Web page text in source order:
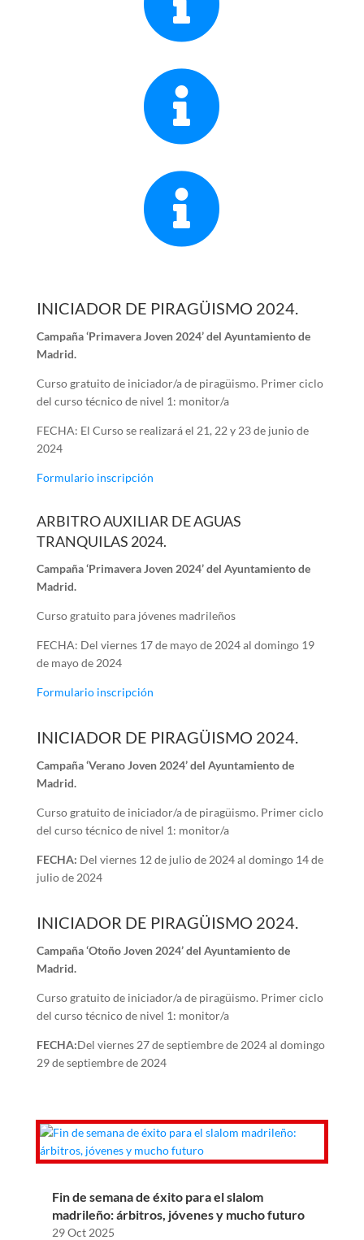


INICIADOR DE PIRAGÜISMO 2024.
Campaña ‘Primavera Joven 2024’ del Ayuntamiento de
Madrid.
Curso gratuito de iniciador/a de piragüismo. Primer ciclo
del curso técnico de nivel 1: monitor/a
FECHA: El Curso se realizará el 21, 22 y 23 de junio de
2024
Formulario inscripción
ARBITRO AUXILIAR DE AGUAS
TRANQUILAS 2024.
Campaña ‘Primavera Joven 2024’ del Ayuntamiento de
Madrid.
Curso gratuito para jóvenes madrileños
FECHA: Del viernes 17 de mayo de 2024 al domingo 19
de mayo de 2024
Formulario inscripción
INICIADOR DE PIRAGÜISMO 2024.
Campaña ‘Verano Joven 2024’ del Ayuntamiento de
Madrid.
Curso gratuito de iniciador/a de piragüismo. Primer ciclo
del curso técnico de nivel 1: monitor/a
FECHA: Del viernes 12 de julio de 2024 al domingo 14 de
julio de 2024
INICIADOR DE PIRAGÜISMO 2024.
Campaña ‘Otoño Joven 2024’ del Ayuntamiento de
Madrid.
Curso gratuito de iniciador/a de piragüismo. Primer ciclo
del curso técnico de nivel 1: monitor/a
FECHA:Del viernes 27 de septiembre de 2024 al domingo
29 de septiembre de 2024
Fin de semana de éxito para el slalom
madrileño: árbitros, jóvenes y mucho futuro
29 Oct 2025